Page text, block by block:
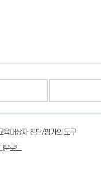
육대상자 진단/평가의 도구
운로드